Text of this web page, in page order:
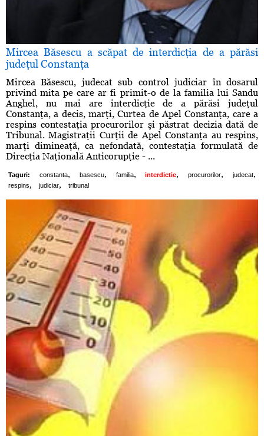
Mircea Băsescu a scăpat de interdicţia de a părăsi
judeţul Constanţa
Mircea Băsescu, judecat sub control judiciar în dosarul
privind mita pe care ar fi primit-o de la familia lui Sandu
Anghel, nu mai are interdicţie de a părăsi judeţul
Constanţa, a decis, marţi, Curtea de Apel Constanţa, care a
respins contestaţia procurorilor şi păstrat decizia dată de
Tribunal. Magistraţii Curţii de Apel Constanţa au respins,
marţi dimineaţă, ca nefondată, contestaţia formulată de
Direcţia Naţională Anticorupţie - ...
Taguri: constanta, basescu, familia, interdictie, procurorilor, judecat,
respins, judiciar, tribunal